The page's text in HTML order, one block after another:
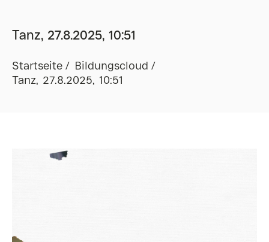
Tanz, 27.8.2025, 10:51
Startseite
Bildungscloud
Tanz, 27.8.2025, 10:51